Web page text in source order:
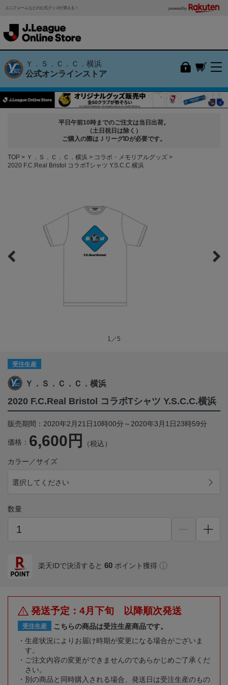
ユニフォームなどの公式グッズが買える！ powered by
Ｙ．Ｓ．Ｃ．Ｃ．横浜
公式オンラインストア
平日午前10時までのご注文は当日出荷。
（土日祝日は除く）
ご購入の際はＪリーグIDが必要です。
TOP Ｙ．Ｓ．Ｃ．Ｃ．横浜
コラボ・メモリアルグッズ
2020 F.C.Real Bristol コラボTシャツ Y.S.C.C.横浜
1／5
受注生産
Ｙ．Ｓ．Ｃ．Ｃ．横浜
2020 F.C.Real Bristol コラボTシャツ Y.S.C.C.横浜
販売期間：2020年2月21日10時00分～2020年3月1日23時59分
価格： 6,600円 （税込）
カラー／サイズ
選択してください
数量
楽天IDで決済すると 60 ポイント獲得
発送予定：4月下旬 以降順次発送
受注生産
こちらの商品は受注生産商品です。
生産状況によりお届け時期が変更になる場合がございま
す。
ご注文内容の変更ができませんのであらかじめご了承くだ
さい。
別の商品と同時購入される場合、発送日は受注生産のもの